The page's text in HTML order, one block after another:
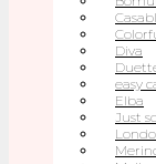
Diva
easy
Elba
Just